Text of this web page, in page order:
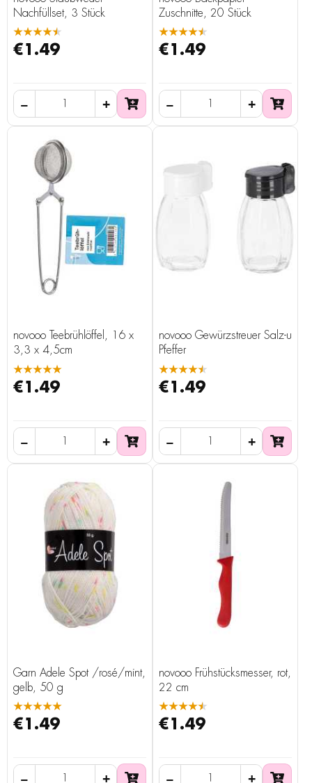
Nachfüllset, 3 Stück
★★★★★
€1.49
Zuschnitte, 20 Stück
★★★★★
€1.49
novooo Teebrühlöffel, 16 x
3,3 x 4,5cm
★★★★★
€1.49
novooo Gewürzstreuer Salz-u
Pfeffer
★★★★★
€1.49
Garn Adele Spot /rosé/mint,
gelb, 50 g
★★★★★
€1.49
novooo Frühstücksmesser, rot,
22 cm
★★★★★
€1.49